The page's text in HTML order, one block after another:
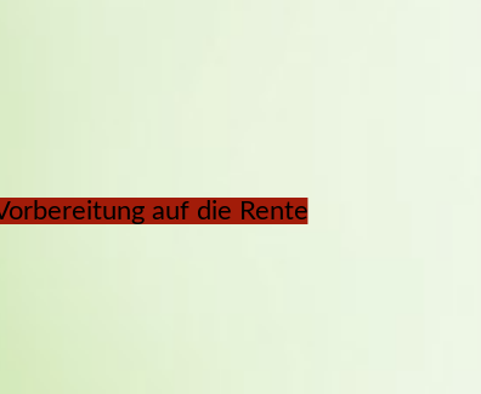
auf die Rente